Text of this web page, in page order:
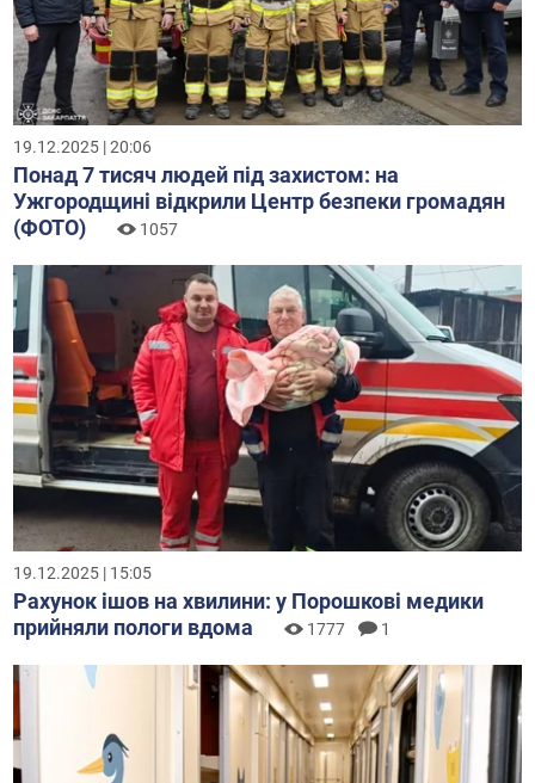
19.12.2025 | 20:06
Понад 7 тисяч людей під захистом: на
Ужгородщині відкрили Центр безпеки громадян
(ФОТО)
1057
19.12.2025 | 15:05
Рахунок ішов на хвилини: у Порошкові медики
прийняли пологи вдома
1777 1